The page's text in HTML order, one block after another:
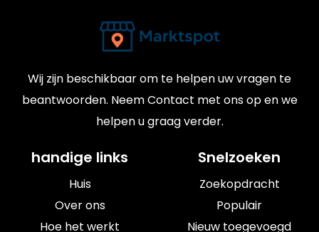
Wij zijn beschikbaar om te helpen uw vragen te
beantwoorden. Neem Contact met ons op en we
helpen u graag verder.
handige links
Huis
Over ons
Hoe het werkt
Snelzoeken
Zoekopdracht
Populair
Nieuw toegevoegd